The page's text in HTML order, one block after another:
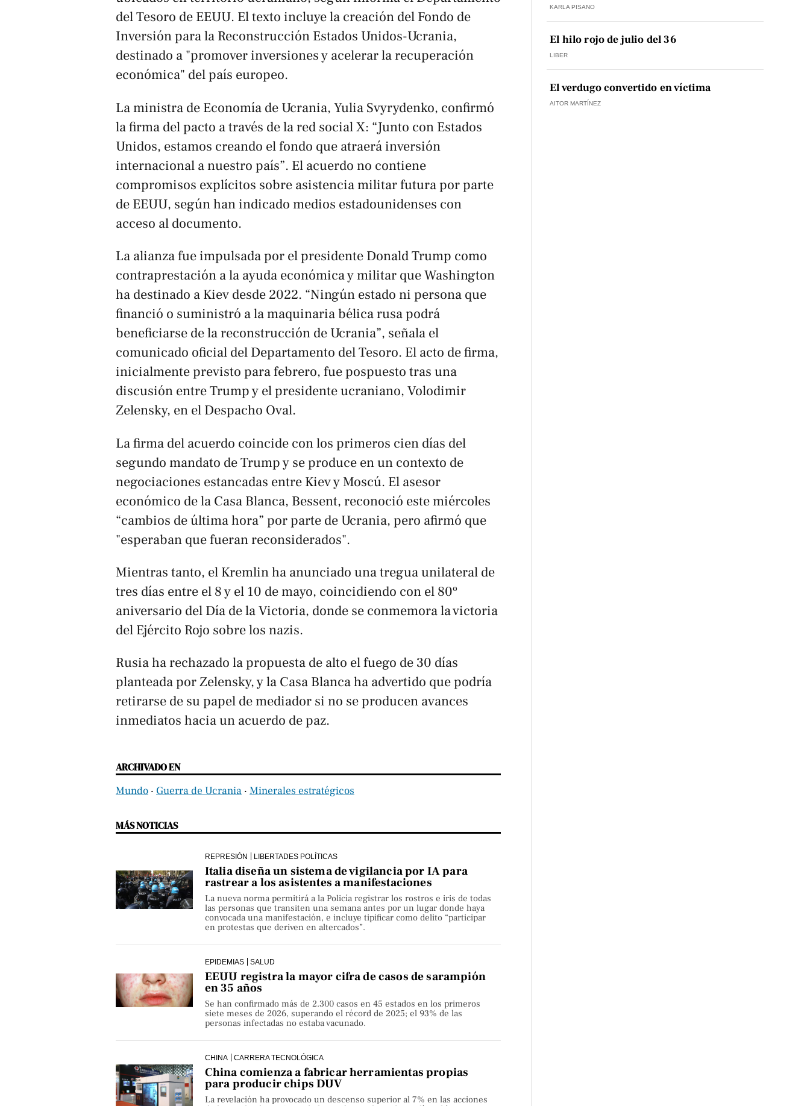
del Tesoro de EEUU. El texto incluye la creación del Fondo de
Inversión para la Reconstrucción Estados Unidos-Ucrania,
destinado a "promover inversiones y acelerar la recuperación
económica" del país europeo.
La ministra de Economía de Ucrania, Yulia Svyrydenko, confirmó
la firma del pacto a través de la red social X: “Junto con Estados
Unidos, estamos creando el fondo que atraerá inversión
internacional a nuestro país”. El acuerdo no contiene
compromisos explícitos sobre asistencia militar futura por parte
de EEUU, según han indicado medios estadounidenses con
acceso al documento.
La alianza fue impulsada por el presidente Donald Trump como
contraprestación a la ayuda económica y militar que Washington
ha destinado a Kiev desde 2022. “Ningún estado ni persona que
financió o suministró a la maquinaria bélica rusa podrá
beneficiarse de la reconstrucción de Ucrania”, señala el
comunicado oficial del Departamento del Tesoro. El acto de firma,
inicialmente previsto para febrero, fue pospuesto tras una
discusión entre Trump y el presidente ucraniano, Volodimir
Zelensky, en el Despacho Oval.
La firma del acuerdo coincide con los primeros cien días del
segundo mandato de Trump y se produce en un contexto de
negociaciones estancadas entre Kiev y Moscú. El asesor
económico de la Casa Blanca, Bessent, reconoció este miércoles
“cambios de última hora” por parte de Ucrania, pero afirmó que
"esperaban que fueran reconsiderados".
Mientras tanto, el Kremlin ha anunciado una tregua unilateral de
tres días entre el 8 y el 10 de mayo, coincidiendo con el 80º
aniversario del Día de la Victoria, donde se conmemora la victoria
del Ejército Rojo sobre los nazis.
Rusia ha rechazado la propuesta de alto el fuego de 30 días
planteada por Zelensky, y la Casa Blanca ha advertido que podría
retirarse de su papel de mediador si no se producen avances
inmediatos hacia un acuerdo de paz.
ARCHIVADO EN
Mundo ‧ Guerra de Ucrania ‧ Minerales estratégicos
MÁS NOTICIAS
REPRESIÓN LIBERTADES POLÍTICAS
Italia diseña un sistema de vigilancia por IA para
rastrear a los asistentes a manifestaciones
La nueva norma permitirá a la Policía registrar los rostros e iris de todas
las personas que transiten una semana antes por un lugar donde haya
convocada una manifestación, e incluye tipificar como delito “participar
en protestas que deriven en altercados”.
EPIDEMIAS SALUD
EEUU registra la mayor cifra de casos de sarampión
en 35 años
Se han confirmado más de 2.300 casos en 45 estados en los primeros
siete meses de 2026, superando el récord de 2025; el 93% de las
personas infectadas no estaba vacunado.
CHINA CARRERA TECNOLÓGICA
China comienza a fabricar herramientas propias
para producir chips DUV
La revelación ha provocado un descenso superior al 7% en las acciones
KARLA PISANO
El hilo rojo de julio del 36
LIBER
El verdugo convertido en víctima
AITOR MARTÍNEZ